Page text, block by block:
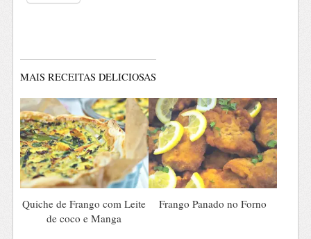
MAIS RECEITAS DELICIOSAS
Quiche de Frango com Leite
de coco e Manga
Frango Panado no Forno